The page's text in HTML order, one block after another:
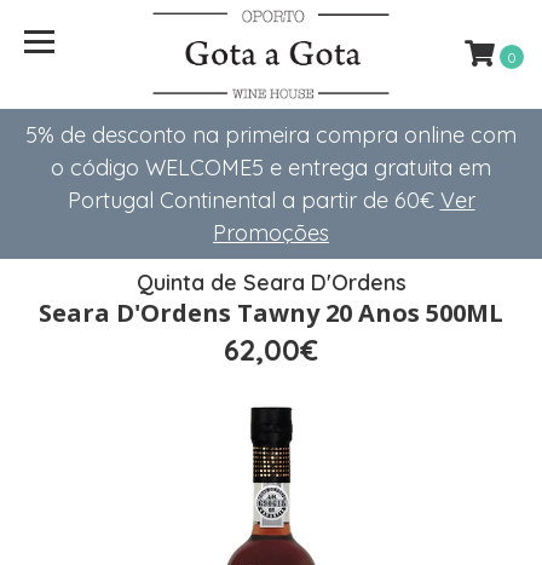
5% de desconto na primeira compra online com
o código WELCOME5 e entrega gratuita em
Portugal Continental a partir de 60€ Ver
Promoções
0
Quinta de Seara D'Ordens
Seara D'Ordens Tawny 20 Anos 500ML
62,00€